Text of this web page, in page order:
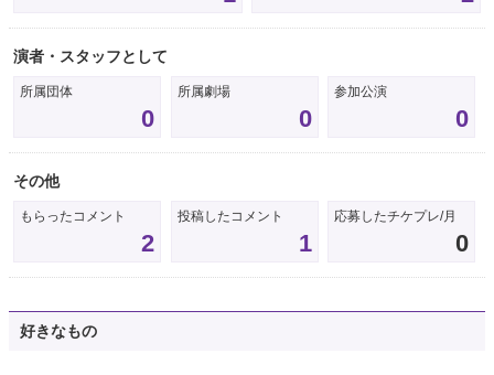
演者・スタッフとして
所属団体
0
所属劇場
0
参加公演
0
その他
もらったコメント
2
投稿したコメント
1
応募したチケプレ/月
0
好きなもの